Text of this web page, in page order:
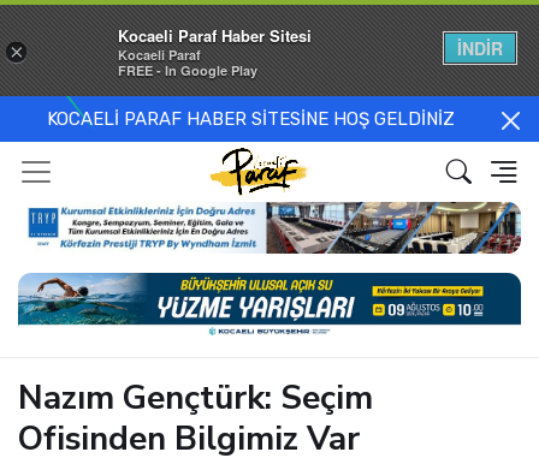
KOCAELİ PARAF HABER SİTESİNE HOŞ GELDİNİZ
Nazım Gençtürk: Seçim
Ofisinden Bilgimiz Var
×
Kocaeli Paraf Haber Sitesi
Kocaeli Paraf
FREE - In Google Play
İNDİR